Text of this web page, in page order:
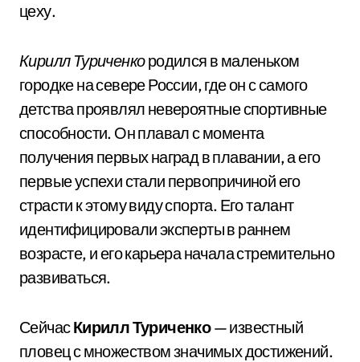
цеху.
Кирилл Туриченкородился в маленьком
городке на севере России, где он с самого
детства проявлял невероятные спортивные
способности. Он плавал с момента
получения первых наград в плавании, а его
первые успехи стали первопричиной его
страсти к этому виду спорта. Его талант
идентифицировали эксперты в раннем
возрасте, и его карьера начала стремительно
развиваться.
СейчасКирилл Туриченко— известный
пловец с множеством значимых достижений.